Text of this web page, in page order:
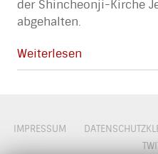
der Shincheonji-Kirche
abgehalten.
Weiterlesen
IMPRESSUM